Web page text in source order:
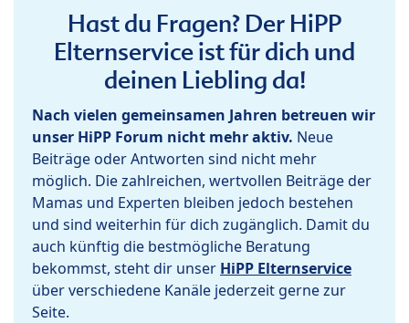
Hast du Fragen? Der HiPP
Elternservice ist für dich und
deinen Liebling da!
Nach vielen gemeinsamen Jahren betreuen wir
unser HiPP Forum nicht mehr aktiv. Neue
Beiträge oder Antworten sind nicht mehr
möglich. Die zahlreichen, wertvollen Beiträge der
Mamas und Experten bleiben jedoch bestehen
und sind weiterhin für dich zugänglich. Damit du
auch künftig die bestmögliche Beratung
bekommst, steht dir unser HiPP Elternservice
über verschiedene Kanäle jederzeit gerne zur
Seite.